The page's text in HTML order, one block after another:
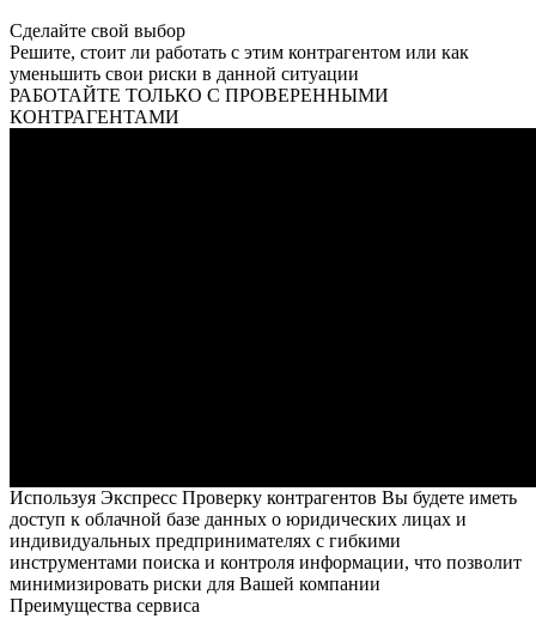
Сделайте свой выбор
Решите, стоит ли работать с этим контрагентом или как
уменьшить свои риски в данной ситуации
РАБОТАЙТЕ ТОЛЬКО С ПРОВЕРЕННЫМИ
КОНТРАГЕНТАМИ
Используя Экспресс Проверку контрагентов Вы будете иметь
доступ к облачной базе данных о юридических лицах и
индивидуальных предпринимателях с гибкими
инструментами поиска и контроля информации, что позволит
минимизировать риски для Вашей компании
Преимущества сервиса